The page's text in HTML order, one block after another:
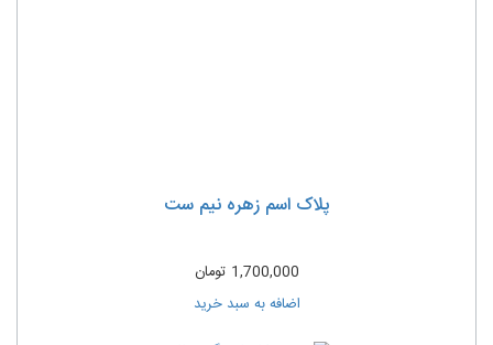
پلاک اسم زهره نیم ست
1,700,000 تومان
اضافه به سبد خرید